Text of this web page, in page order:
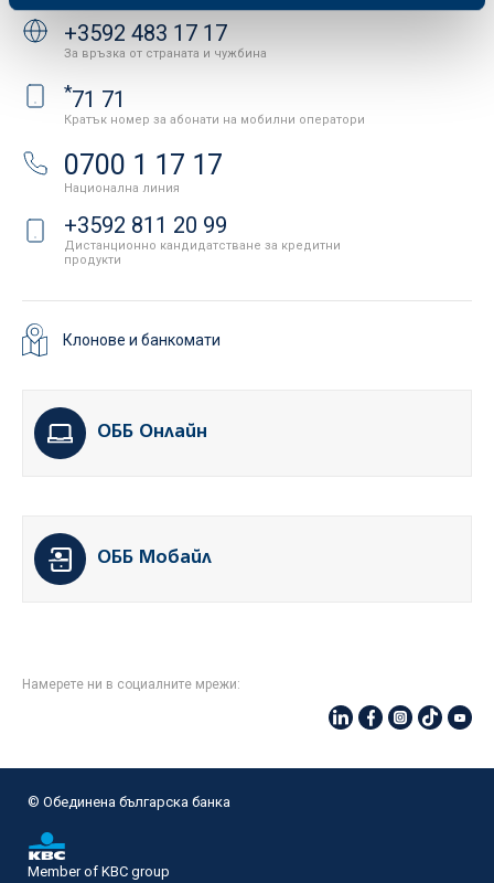
+3592 483 17 17
За връзка от страната и чужбина
*71 71
Кратък номер за абонати на мобилни оператори
0700 1 17 17
Национална линия
+3592 811 20 99
Дистанционно кандидатстване за кредитни
продукти
Клонове и банкомати
ОББ Онлайн
ОББ Мобайл
Намерете ни в социалните мрежи:
© Oбединена българска банка
Member of KBC group